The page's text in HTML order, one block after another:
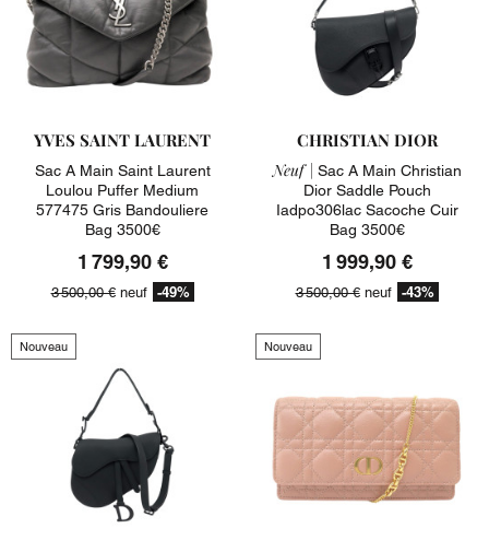
YVES SAINT LAURENT
Sac A Main Saint Laurent
Loulou Puffer Medium
577475 Gris Bandouliere
Bag 3500€
1 799,90 €
3 500,00 €neuf -49%
CHRISTIAN DIOR
Neuf | Sac A Main Christian
Dior Saddle Pouch
Iadpo306lac Sacoche Cuir
Bag 3500€
1 999,90 €
3 500,00 €neuf -43%
Nouveau Nouveau